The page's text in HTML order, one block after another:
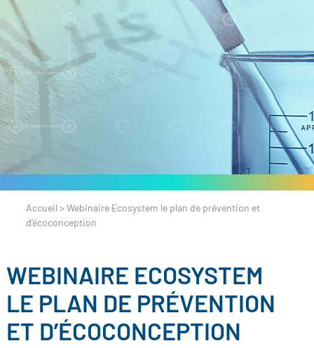
Accueil > Webinaire Ecosystem le plan de prévention et
d’écoconception
WEBINAIRE ECOSYSTEM
LE PLAN DE PRÉVENTION
ET D’ÉCOCONCEPTION